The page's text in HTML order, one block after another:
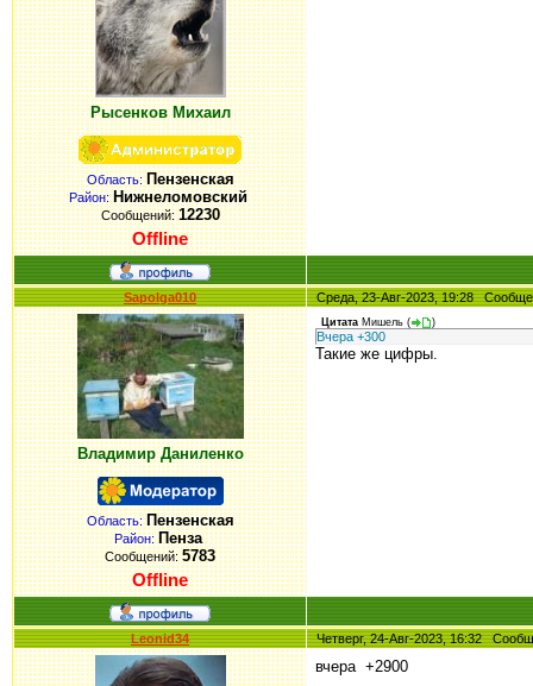
Рысенков Михаил
Область:Пензенская
Район: Нижнеломовский
Сообщений:12230
Offline
Sapolga010 Среда, 23-Авг-2023, 19:28
Владимир Даниленко
Область:Пензенская
Район: Пенза
Сообщений:5783
Offline
Цитата Мишель ( )
Вчера +300
Такие же цифры.
Leonid34 Четверг, 24-Авг-2023, 16:32
вчера +2900